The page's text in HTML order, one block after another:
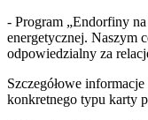
- Program „Endorfiny
energetycznej. Naszym
odpowiedzialny za
Szczegółowe
konkretnego typu karty